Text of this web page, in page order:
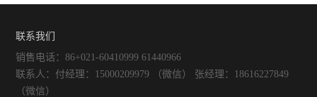
联系我们
销售电话：86+021-60410999 61440966
联系人：付经理：15000209979 （微信） 张经理：18616227849
（微信）